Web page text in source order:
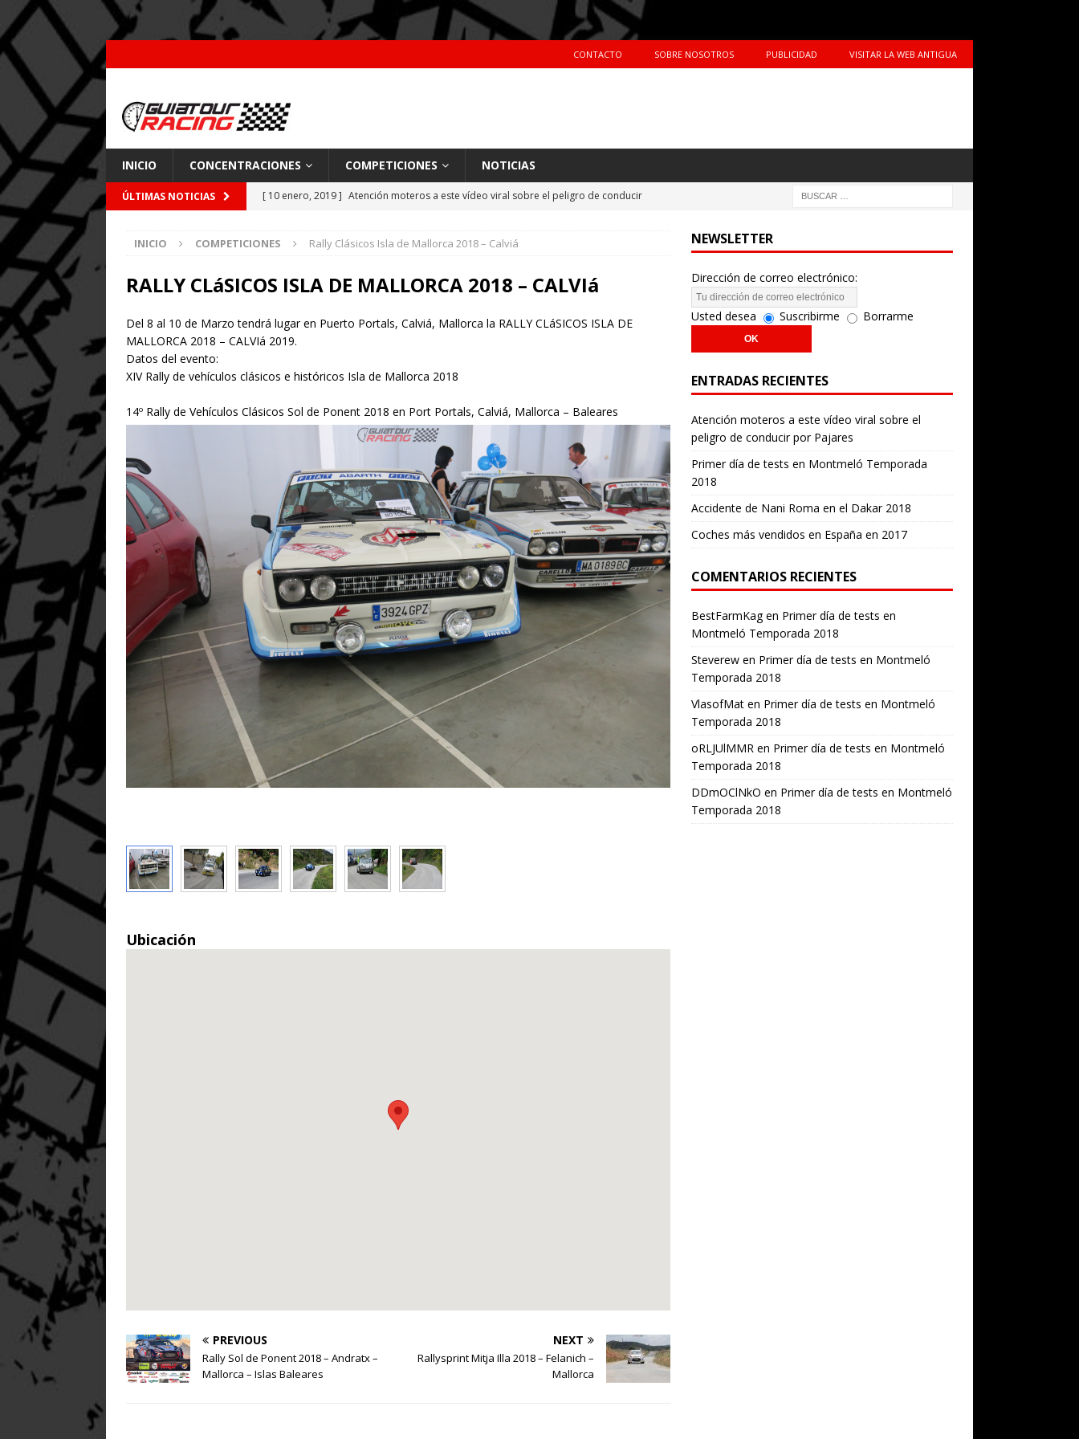
CONTACTO SOBRE NOSOTROS PUBLICIDAD VISITAR LA WEB ANTIGUA
INICIO CONCENTRACIONES COMPETICIONES NOTICIAS
ÚLTIMAS NOTICIAS [ 10 enero, 2019 ] Atención moteros a este vídeo viral sobre el peligro de conducir
[ 26 febrero, 2018 ] Primer día de tests en Montmeló Temporada 2018
[ 9 enero, 2018 ] Accidente de Nani Roma en el Dakar 2018
NOTICIAS
INICIO COMPETICIONES Rally Clásicos Isla de Mallorca 2018 – Calviá
RALLY CLáSICOS ISLA DE MALLORCA 2018 – CALVIá
Del 8 al 10 de Marzo tendrá lugar en Puerto Portals, Calviá, Mallorca la RALLY CLáSICOS ISLA DE
MALLORCA 2018 – CALVIá 2019.
Datos del evento:
XIV Rally de vehículos clásicos e históricos Isla de Mallorca 2018
14º Rally de Vehículos Clásicos Sol de Ponent 2018 en Port Portals, Calviá, Mallorca – Baleares
Ubicación
PREVIOUS
Rally Sol de Ponent 2018 – Andratx –
Mallorca – Islas Baleares
NEXT
Rallysprint Mitja Illa 2018 – Felanich –
Mallorca
NEWSLETTER
Dirección de correo electrónico:
Usted desea Suscribirme Borrarme
ENTRADAS RECIENTES
Atención moteros a este vídeo viral sobre el
peligro de conducir por Pajares
Primer día de tests en Montmeló Temporada
2018
Accidente de Nani Roma en el Dakar 2018
Coches más vendidos en España en 2017
COMENTARIOS RECIENTES
BestFarmKagen Primer día de tests en
Montmeló Temporada 2018
Steverewen Primer día de tests en Montmeló
Temporada 2018
VlasofMaten Primer día de tests en Montmeló
Temporada 2018
oRLJUlMMRen Primer día de tests en Montmeló
Temporada 2018
DDmOClNkO en Primer día de tests en Montmeló
Temporada 2018